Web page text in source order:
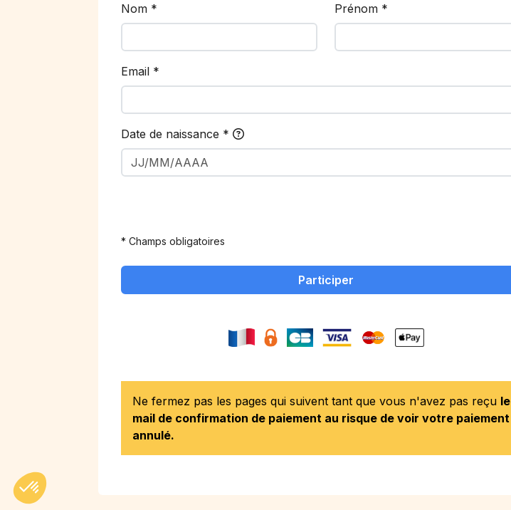
Nom * Prénom *
Email *
Date de naissance *
* Champs obligatoires
Participer
Ne fermez pas les pages qui suivent tant que vous n'avez pas reçu le
mail de confirmation de paiement au risque de voir votre paiement
annulé.